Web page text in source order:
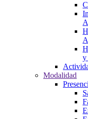
y
Modalidad